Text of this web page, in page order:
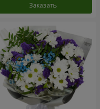
Заказать